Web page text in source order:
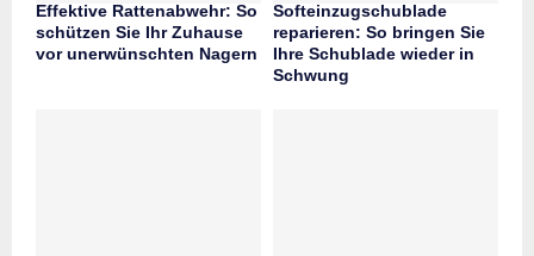
Effektive Rattenabwehr: So
schützen Sie Ihr Zuhause
vor unerwünschten Nagern
Softeinzugschublade
reparieren: So bringen Sie
Ihre Schublade wieder in
Schwung